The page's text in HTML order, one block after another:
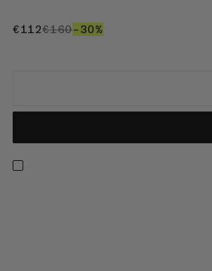
€112€112
€160€160
–30%